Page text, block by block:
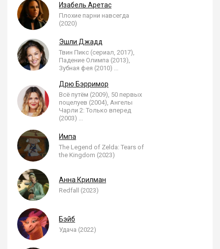
Изабель Аретас
Плохие парни навсегда
(2020)
Эшли Джадд
Твин Пикс (сериал, 2017),
Падение Олимпа (2013),
Зубная фея (2010) ...
Дрю Бэрримор
Всё путём (2009), 50 первых
поцелуев (2004), Ангелы
Чарли 2: Только вперед
(2003) ...
Импа
The Legend of Zelda: Tears of
the Kingdom (2023)
Анна Крилман
Redfall (2023)
Бэйб
Удача (2022)